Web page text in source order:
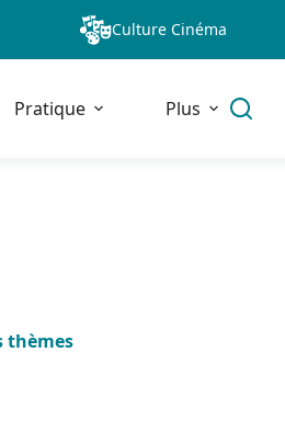
Culture Cinéma
Pratique Plus
thèmes